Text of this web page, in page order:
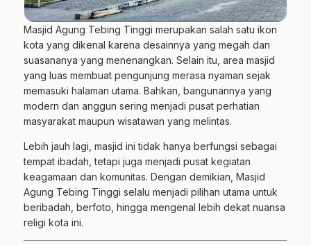
Masjid Agung Tebing Tinggi merupakan salah satu ikon
kota yang dikenal karena desainnya yang megah dan
suasananya yang menenangkan. Selain itu, area masjid
yang luas membuat pengunjung merasa nyaman sejak
memasuki halaman utama. Bahkan, bangunannya yang
modern dan anggun sering menjadi pusat perhatian
masyarakat maupun wisatawan yang melintas.
Lebih jauh lagi, masjid ini tidak hanya berfungsi sebagai
tempat ibadah, tetapi juga menjadi pusat kegiatan
keagamaan dan komunitas. Dengan demikian, Masjid
Agung Tebing Tinggi selalu menjadi pilihan utama untuk
beribadah, berfoto, hingga mengenal lebih dekat nuansa
religi kota ini.